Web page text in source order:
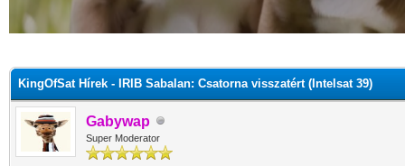
KingOfSat Hírek - IRIB Sabalan: Csatorna visszatért (Intelsat 39)
Gabywap
Super Moderator